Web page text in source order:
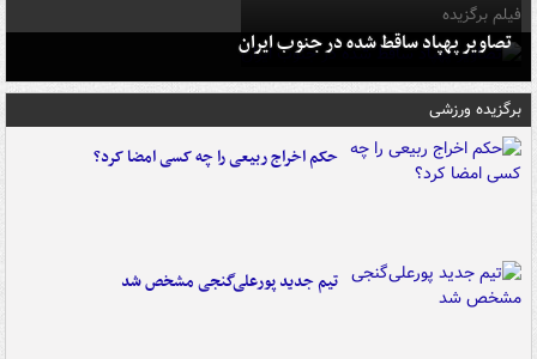
فیلم برگزیده
تصاویر پهپاد ساقط شده در جنوب ایران
برگزیده ورزشی
حکم اخراج ربیعی را چه کسی امضا کرد؟
تیم جدید پورعلی‌گنجی مشخص شد